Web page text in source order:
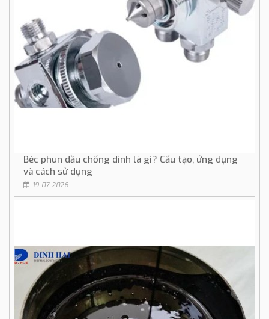
Béc phun dầu chống dính là gì? Cấu tạo, ứng dụng
và cách sử dụng
19-07-2026